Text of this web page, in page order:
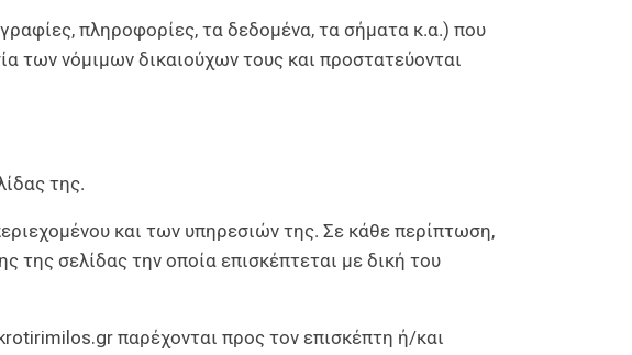
πληροφορίες, τα δεδομένα, τα σήματα κ.α.) που
των νόμιμων δικαιούχων τους και προστατεύονται
της.
και των υπηρεσιών της. Σε κάθε περίπτωση,
της σελίδας την οποία επισκέπτεται με δική του
παρέχονται προς τον επισκέπτη ή/και